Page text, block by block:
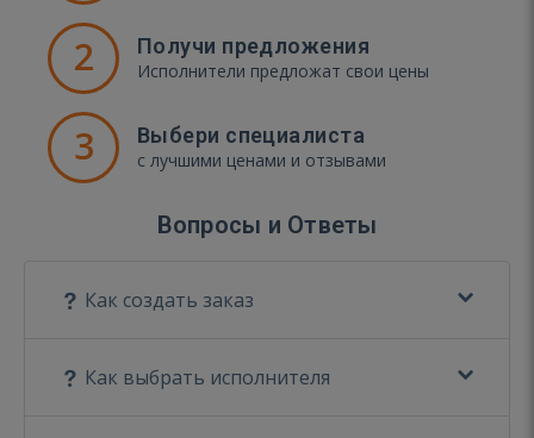
2 Получи предложения
Исполнители предложат свои цены
3 Выбери специалиста
с лучшими ценами и отзывами
Вопросы и Ответы
Как создать заказ
Как выбрать исполнителя